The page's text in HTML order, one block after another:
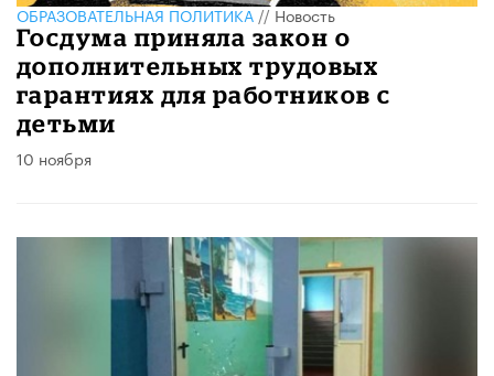
ОБРАЗОВАТЕЛЬНАЯ ПОЛИТИКА//Новость
Госдума приняла закон о
дополнительных трудовых
гарантиях для работников с
детьми
10 ноября